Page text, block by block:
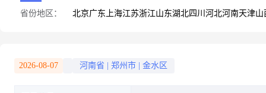
省份地区： 北京广东 上海江苏浙江山东湖北四川 河北河南天津山
2026-08-07 河南省 郑州市 金水区